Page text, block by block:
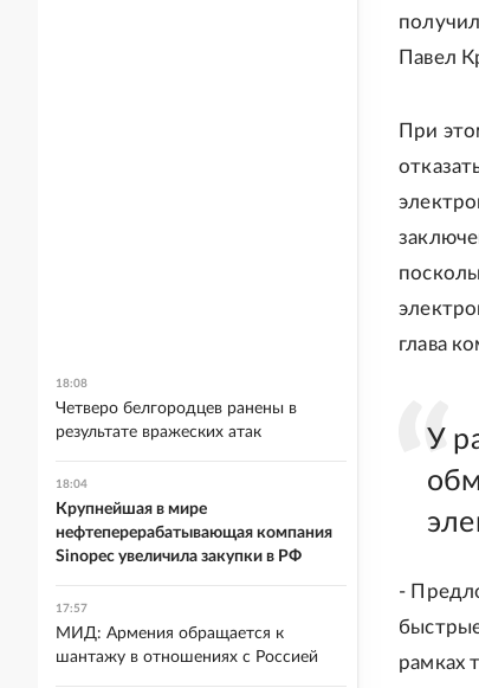
Павел
При
глава
У
-
рамках
18:08
Четверо белгородцев ранены в
результате вражеских атак
18:04
Крупнейшая в мире
нефтеперерабатывающая компания
Sinopec увеличила закупки в РФ
17:57
МИД: Армения обращается к
шантажу в отношениях с Россией